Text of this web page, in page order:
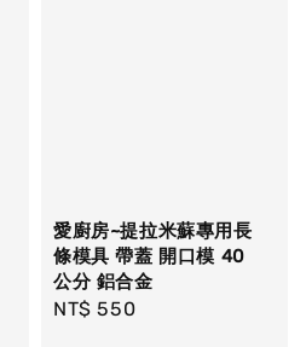
愛廚房~提拉米蘇專用長
條模具 帶蓋 開口模 40
公分 鋁合金
Regular
NT$ 550